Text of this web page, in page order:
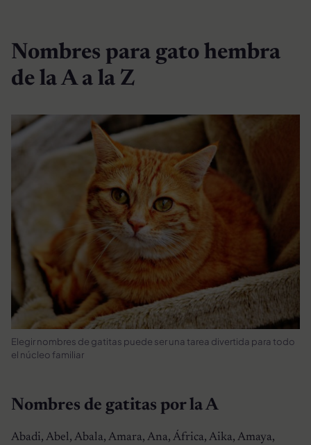
Nombres para gato hembra
de la A a la Z
Elegir nombres de gatitas puede ser una tarea divertida para todo
el núcleo familiar
Nombres de gatitas por la A
Abadi, Abel, Abala, Amara, Ana, África, Aika, Amaya,